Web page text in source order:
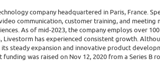
company headquartered in Paris, France.
communication, customer training, and
As of mid-2023, the company employs over
Livestorm has experienced consistent growth.
steady expansion and innovative product
was raised on Nov 12, 2020 from a Series B